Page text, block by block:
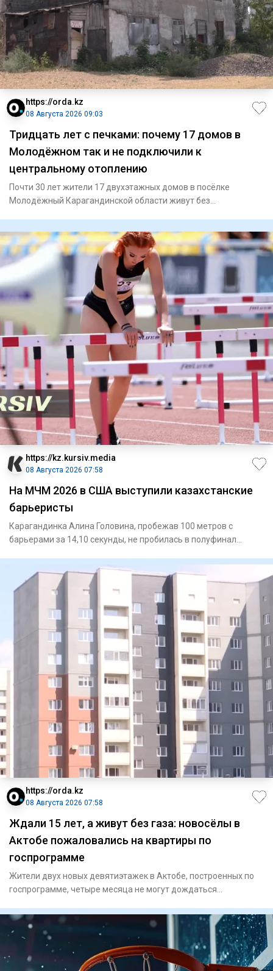
https://orda.kz
08 Августа 2026 09:03
Тридцать лет с печками: почему 17 домов в
Молодёжном так и не подключили к
центральному отоплению
Почти 30 лет жители 17 двухэтажных домов в посёлке
Молодёжный Карагандинской области живут без
https://kz.kursiv.media
08 Августа 2026 07:58
На МЧМ 2026 в США выступили казахстанские
барьеристы
Карагандинка Алина Головина, пробежав 100 метров с
барьерами за 14,10 секунды, не пробилась в полуфинал
https://orda.kz
08 Августа 2026 07:58
Ждали 15 лет, а живут без газа: новосёлы в
Актобе пожаловались на квартиры по
госпрограмме
Жители двух новых девятиэтажек в Актобе, построенных по
госпрограмме, четыре месяца не могут дождаться